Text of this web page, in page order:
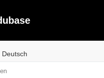
Deutsch